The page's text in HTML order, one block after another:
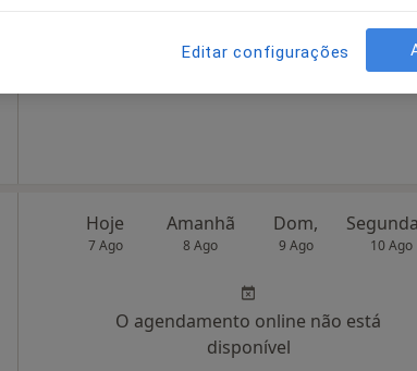
Solicite um atendimento
Hoje
7 Ago
Amanhã
8 Ago
Dom,
9 Ago 10 Ago
O agendamento online não está
disponível
Editar configurações